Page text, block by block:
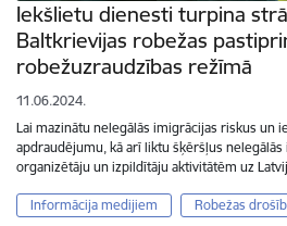
Iekšlietu dienesti turpina
Baltkrievijas robežas
robežuzraudzības režīmā
11.06.2024.
Lai mazinātu nelegālās imigrācijas riskus un
apdraudējumu, kā arī liktu šķēršļus
organizētāju un izpildītāju aktivitātēm uz
Informācija medijiem Robežas